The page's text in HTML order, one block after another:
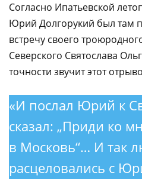
Согласно Ипатьевской
Юрий Долгорукий был там
встречу своего
Северского Святослава
точности звучит этот
«И послал Юрий к
сказал: „Приди ко
в Московь“… И так
расцеловались с